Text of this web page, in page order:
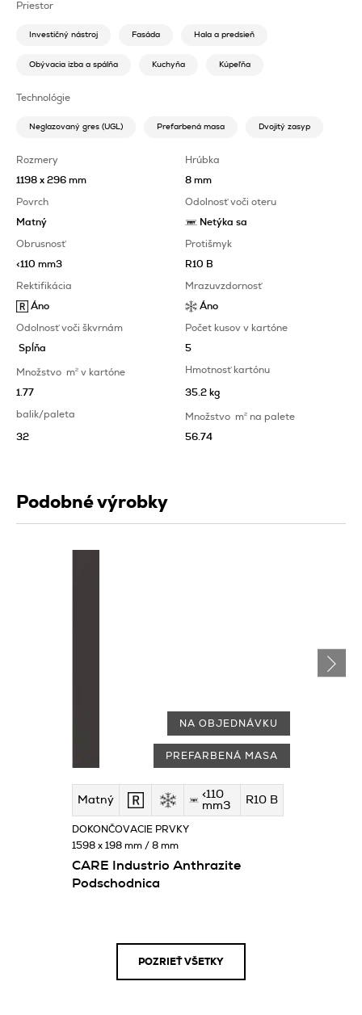
Priestor
Investičný nástroj Fasáda Hala a predsieň
Obývacia izba a spálňa Kuchyňa Kúpeľňa
Technológie
Neglazovaný gres (UGL) Prefarbená masa Dvojitý zasyp
Rozmery
1198 x 296 mm
Hrúbka
8 mm
Povrch
Matný
Odolnosť voči oteru
Netýka sa
Obrusnosť
<110 mm3
Protišmyk
R10 B
Rektifikácia
Áno
Mrazuvzdornosť
Áno
Odolnosť voči škvrnám
Spĺňa
Počet kusov v kartóne
5
Množstvo m2 v kartóne
1.77
Hmotnosť kartónu
35.2 kg
balik/paleta
32
Množstvom2 na palete
56.74
Podobné výrobky
NA OBJEDNÁVKU
PREFARBENÁ MASA
Matný
<110
mm3
R10 B
CARE Industrio Anthrazite
Podschodnica
DOKONČOVACIE PRVKY
1598 x 198 mm / 8 mm
POZRIEŤ VŠETKY